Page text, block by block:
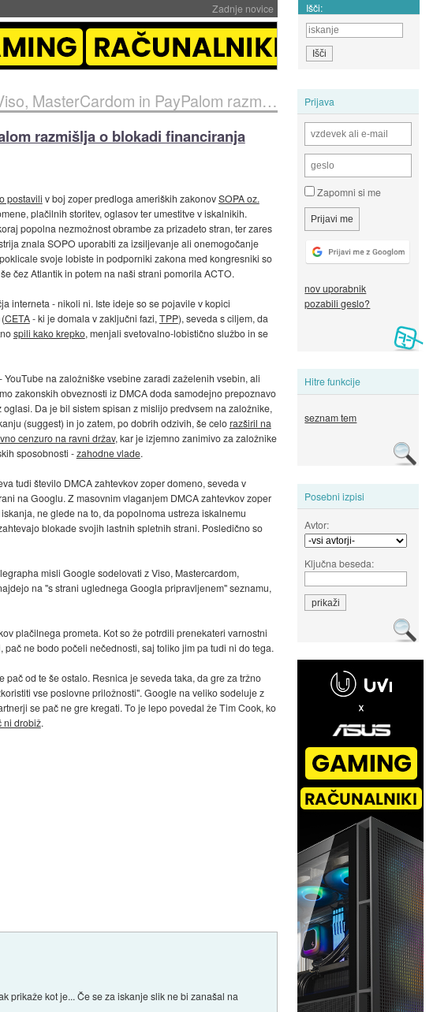
Zadnje novice Išči:
Prijava
Zapomni si me
nov uporabnik
pozabili geslo?
Hitre funkcije
seznam tem
Posebni izpisi
Avtor:
Ključna beseda:
razmišlja o blokadi financiranja nezakonitih strani
razmišlja o blokadi financiranja
postavili v boj zoper predloga ameriških zakonovSOPA oz.
plačilnih storitev, oglasov ter umestitve v iskalnikih.
popolna nezmožnost obrambe za prizadeto stran, ter zares
znala SOPO uporabiti za izsiljevanje ali onemogočanje
svoje lobiste in podporniki zakona med kongresniki so
čez Atlantik in potem na naši strani pomorila ACTO.
interneta - nikoli ni. Iste ideje so se pojavile v kopici
CETA- ki je domala v zaključni fazi, TPP), seveda s ciljem, da
spili kako krepko, menjali svetovalno-lobistično službo in se
na založniške vsebine zaradi zaželenih vsebin, ali
zakonskih obveznosti iz DMCA doda samodejno prepoznavo
Da je bil sistem spisan z mislijo predvsem na založnike,
(suggest) in jo zatem, po dobrih odzivih, še celorazširil na
cenzuro na ravni držav, kar je izjemno zanimivo za založnike
sposobnosti -zahodne vlade.
tudi število DMCA zahtevkov zoper domeno, seveda v
na Googlu. Z masovnim vlaganjem DMCA zahtevkov zoper
ne glede na to, da popolnoma ustreza iskalnemu
blokade svojih lastnih spletnih strani. Posledično so
misli Google sodelovati z Viso, Mastercardom,
na "s strani uglednega Googla pripravljenem" seznamu,
plačilnega prometa. Kot so že potrdili prenekateri varnostni
ne bodo počeli nečednosti, saj toliko jim pa tudi ni do tega.
od te še ostalo. Resnica je seveda taka, da gre za tržno
vse poslovne priložnosti". Google na veliko sodeluje z
se pač ne gre kregati. To je lepo povedal že Tim Cook, ko
ni drobiž.
prikaže kot je... Če se za iskanje slik ne bi zanašal na